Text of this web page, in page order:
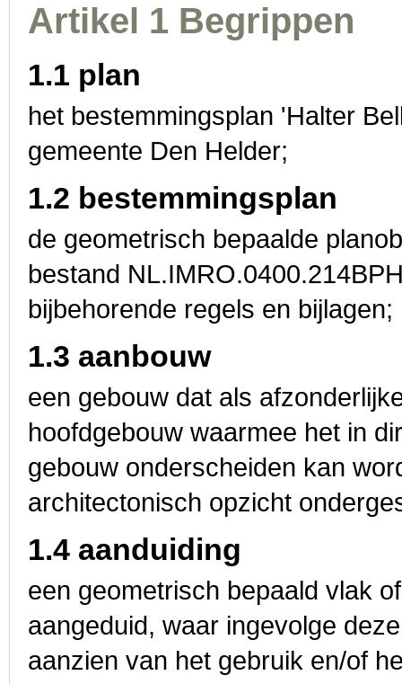
Artikel 1 Begrippen
1.1 plan
het bestemmingsplan 'Halter
gemeente Den Helder;
1.2 bestemmingsplan
de geometrisch bepaalde
bestand
bijbehorende regels en bijlagen;
1.3 aanbouw
een gebouw dat als
hoofdgebouw waarmee het in
gebouw onderscheiden kan
architectonisch opzicht
1.4 aanduiding
een geometrisch bepaald vlak
aangeduid, waar ingevolge
aanzien van het gebruik en/of